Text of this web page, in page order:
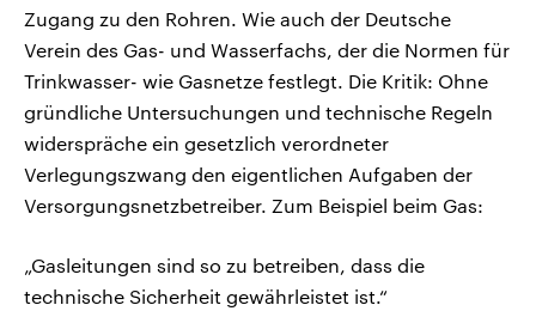
Zugang zu den Rohren. Wie auch der Deutsche
Verein des Gas- und Wasserfachs, der die Normen für
Trinkwasser- wie Gasnetze festlegt. Die Kritik: Ohne
gründliche Untersuchungen und technische Regeln
widerspräche ein gesetzlich verordneter
Verlegungszwang den eigentlichen Aufgaben der
Versorgungsnetzbetreiber. Zum Beispiel beim Gas:
„Gasleitungen sind so zu betreiben, dass die
technische Sicherheit gewährleistet ist.“